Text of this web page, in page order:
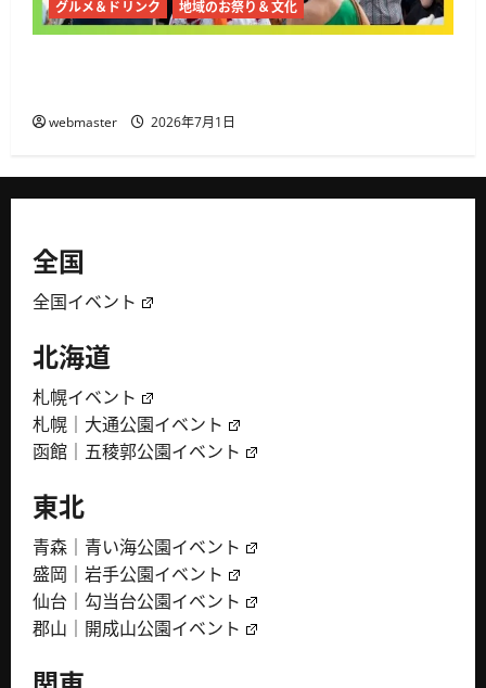
グルメ＆ドリンク 地域のお祭り＆文化
webmaster 2026年7月1日
全国
全国イベント
北海道
札幌イベント
札幌｜大通公園イベント
函館｜五稜郭公園イベント
東北
青森｜青い海公園イベント
盛岡｜岩手公園イベント
仙台｜勾当台公園イベント
郡山｜開成山公園イベント